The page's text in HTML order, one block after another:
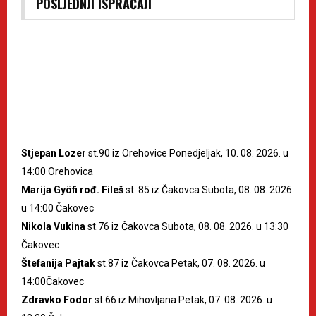
POSLJEDNJI ISPRAĆAJI
Stjepan Lozer st.90 iz Orehovice Ponedjeljak, 10. 08. 2026. u
14:00 Orehovica
Marija Gyöfi rođ. Filešst. 85 iz Čakovca Subota, 08. 08. 2026.
u 14:00 Čakovec
Nikola Vukinast.76 iz Čakovca Subota, 08. 08. 2026. u 13:30
Čakovec
Štefanija Pajtakst.87 iz Čakovca Petak, 07. 08. 2026. u
14:00Čakovec
Zdravko Fodor st.66 iz Mihovljana Petak, 07. 08. 2026. u